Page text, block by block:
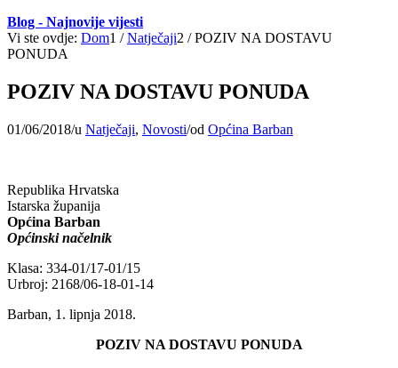
Blog - Najnovije vijesti
Vi ste ovdje: Dom1 / Natječaji2 / POZIV NA DOSTAVU
PONUDA
POZIV NA DOSTAVU PONUDA
01/06/2018/u Natječaji, Novosti/od Općina Barban
Republika Hrvatska
Istarska županija
Općina Barban
Općinski načelnik
Klasa: 334-01/17-01/15
Urbroj: 2168/06-18-01-14
Barban, 1. lipnja 2018.
POZIV NA DOSTAVU PONUDA